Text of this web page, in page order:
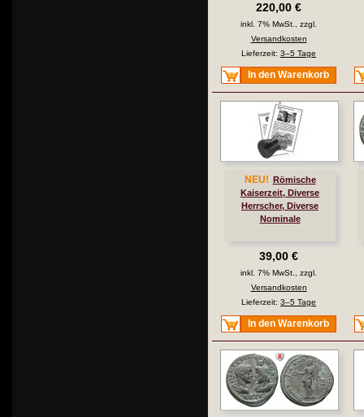
220,00 €
inkl. 7% MwSt., zzgl.
Versandkosten
Lieferzeit: 3–5 Tage
In den Warenkorb
NEU!
Römische
Kaiserzeit, Diverse
Herrscher, Diverse
Nominale
39,00 €
inkl. 7% MwSt., zzgl.
Versandkosten
Lieferzeit: 3–5 Tage
In den Warenkorb